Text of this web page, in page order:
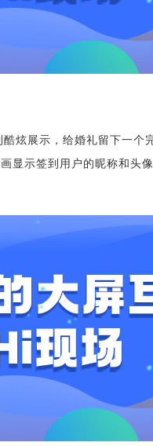
炫展示，给婚礼留下一
显示签到用户的昵称和头